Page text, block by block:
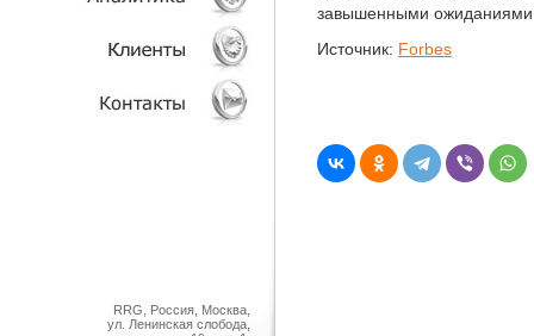
ПРОЕКТЫ
АНАЛИТИКА
КЛИЕНТЫ
завышенными ожиданиями
Источник: Forbes
RRG, Россия, Москва,
ул. Ленинская слобода,